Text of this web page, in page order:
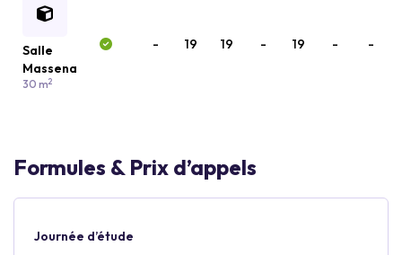
Salle
Massena
30 m2
- 19 19 - 19 - -
Formules & Prix d’appels
Journée d’étude